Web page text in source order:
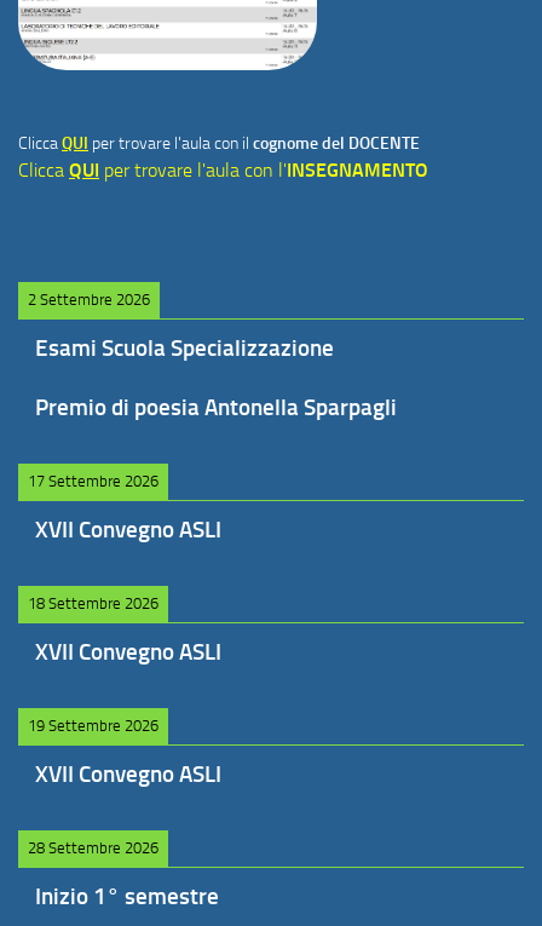
CliccaQUI per trovare l'aula con il cognome del DOCENTE
Clicca QUI per trovare l'aula con l'INSEGNAMENTO
2 Settembre 2026
Esami Scuola Specializzazione
Premio di poesia Antonella Sparpagli
17 Settembre 2026
XVII Convegno ASLI
18 Settembre 2026
XVII Convegno ASLI
19 Settembre 2026
XVII Convegno ASLI
28 Settembre 2026
Inizio 1° semestre